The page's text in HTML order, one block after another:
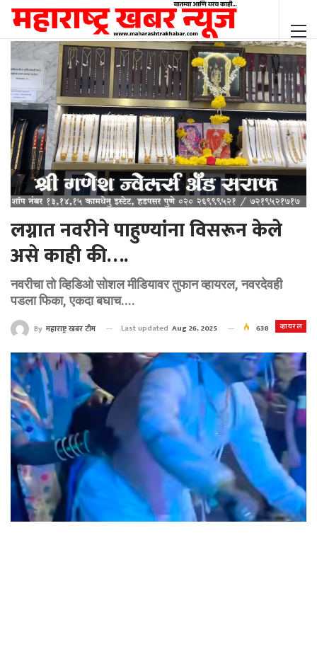
लग्नात नवरीने पाहुण्यांना विसरून केले
असे काही की….
नवरीचा तो व्हिडिओ सोशल मीडियावर तुफान व्हायरल, नवरदेवही
पडला फिका, एकदा बघाच....
व्हायरल
By महाराष्ट्र खबर टीम Last updated Aug 26, 2025 638